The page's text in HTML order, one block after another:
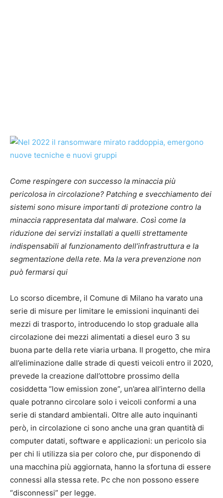
Come respingere con successo la minaccia più
pericolosa in circolazione? Patching e svecchiamento dei
sistemi sono misure importanti di protezione contro la
minaccia rappresentata dal malware. Così come la
riduzione dei servizi installati a quelli strettamente
indispensabili al funzionamento dell’infrastruttura e la
segmentazione della rete. Ma la vera prevenzione non
può fermarsi qui
Lo scorso dicembre, il Comune di Milano ha varato una
serie di misure per limitare le emissioni inquinanti dei
mezzi di trasporto, introducendo lo stop graduale alla
circolazione dei mezzi alimentati a diesel euro 3 su
buona parte della rete viaria urbana. Il progetto, che mira
all’eliminazione dalle strade di questi veicoli entro il 2020,
prevede la creazione dall’ottobre prossimo della
cosiddetta “low emission zone”, un’area all’interno della
quale potranno circolare solo i veicoli conformi a una
serie di standard ambientali. Oltre alle auto inquinanti
però, in circolazione ci sono anche una gran quantità di
computer datati, software e applicazioni: un pericolo sia
per chi li utilizza sia per coloro che, pur disponendo di
una macchina più aggiornata, hanno la sfortuna di essere
connessi alla stessa rete. Pc che non possono essere
“disconnessi” per legge.